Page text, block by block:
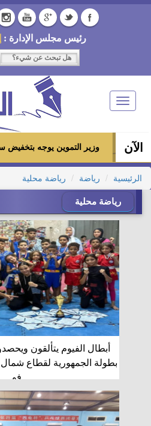
رئيس مجلس الإدارة :
Toggle
navigation
الآن وزير التموين يوجه بتخفيض سعر الدواجن المجمدة إلى 100 جنيه
الرئيسية رياضة رياضة محلية
رياضة محلية
أبطال الفيوم يتألقون
بطولة الجمهورية لقطاع شمال
فو